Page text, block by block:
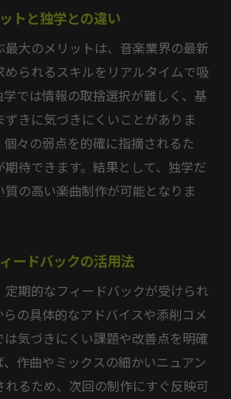
トと独学との違い
大のメリットは、音楽業界の最新
められるスキルをリアルタイムで吸
では情報の取捨選択が難しく、基
きに気づきにくいことがありま
々の弱点を的確に指摘されるた
待できます。結果として、独学だ
の高い楽曲制作が可能となりま
ードバックの活用法
定期的なフィードバックが受けられ
の具体的なアドバイスや添削コメ
気づきにくい課題や改善点を明確
作曲やミックスの細かいニュアン
るため、次回の制作にすぐ反映可